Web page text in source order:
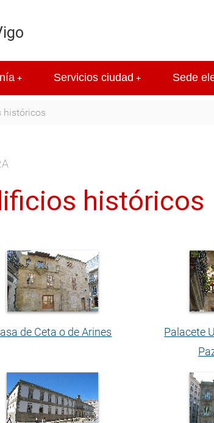
+ +
Servicios ciudad Sede
históricos
de Ceta o de Arines
Palacete